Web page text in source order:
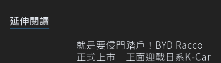
延伸閱讀
就是要侵門踏戶！BYD Racco
正式上市 正面迎戰日系K-Car